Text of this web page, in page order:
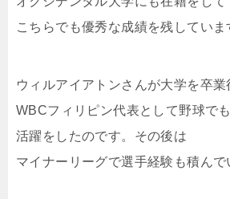
こちらでも優秀な成績を残していま
ウィルアイアトンさんが大学を卒業
WBCフィリピン代表として野球でも
活躍をしたのです。その後は
マイナーリーグで選手経験も積んで